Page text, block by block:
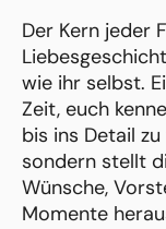
Der Kern jeder
wie ihr selbst.
Zeit, euch
bis ins Detail
sondern stellt
Wünsche,
Momente